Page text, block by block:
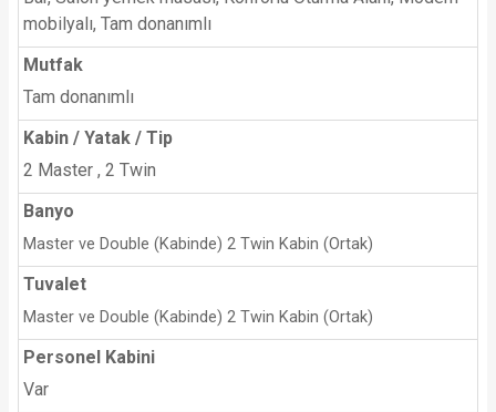
mobilyalı, Tam donanımlı
Mutfak
Tam donanımlı
Kabin / Yatak / Tip
2 Master , 2 Twin
Banyo
Master ve Double (Kabinde) 2 Twin Kabin (Ortak)
Tuvalet
Master ve Double (Kabinde) 2 Twin Kabin (Ortak)
Personel Kabini
Var